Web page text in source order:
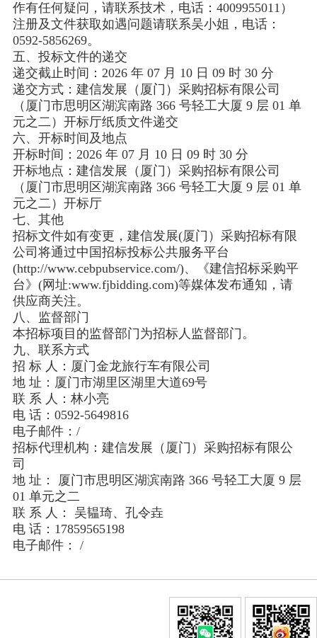
作有任何疑问，请联系技术，电话：4009955011）
注册及文件获取如遇问题请联系吴小姐，电话：
0592-5856269。
五、投标文件的递交
递交截止时间：2026 年 07 月 10 日 09 时 30 分
递交方式：建信发展（厦门）采购招标有限公司
（厦门市思明区湖滨南路 366 号轻工大厦 9 层 01 单
元之二）开标厅纸质文件递交
六、开标时间及地点
开标时间：2026 年 07 月 10 日 09 时 30 分
开标地点：建信发展（厦门）采购招标有限公司
（厦门市思明区湖滨南路 366 号轻工大厦 9 层 01 单
元之二）开标厅
七、其他
招标文件如有变更，建信发展(厦门）采购招标有限
公司将通过中国招标投标公共服务平台
(http://www.cebpubservice.com/)、《建信招标采购平
台》(网址:www.fjbidding.com)等媒体发布通知，请
供应商关注。
八、监督部门
本招标项目的监督部门为招标人监督部门。
九、联系方式
招 标 人：厦门金龙旅行车有限公司
地 址：厦门市湖里区湖里大道69号
联 系 人：林小亮
电 话：0592-5649816
电子邮件：/
招标代理机构：建信发展（厦门）采购招标有限公
司
地 址： 厦门市思明区湖滨南路 366 号轻工大厦 9 层
01 单元之二
联 系 人： 吴韫琦、孔令垚
电 话：17859565198
电子邮件： /